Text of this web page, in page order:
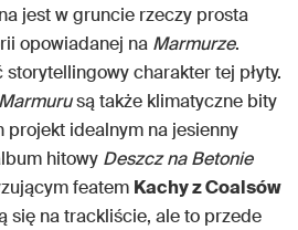
jest w gruncie rzeczy prosta
opowiadanej na Marmurze.
charakter tej płyty.
Marmurusą także klimatyczne bity
projekt idealnym na jesienny
hitowy Deszcz na Betonie
featem Kachy z Coalsów
się na trackliście, ale to przede